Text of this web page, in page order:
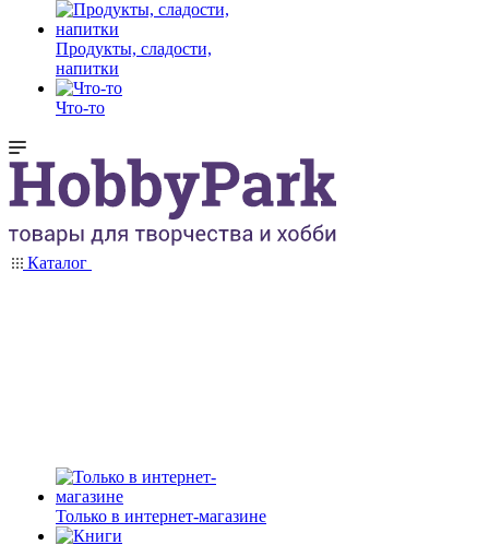
Продукты, сладости,
напитки
Что-то
Каталог
Только в интернет-магазине